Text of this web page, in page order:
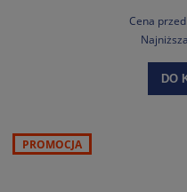
Cena
DO
PROMOCJA